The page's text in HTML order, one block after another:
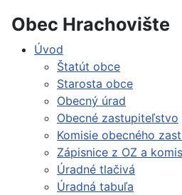
Obec Hrachovište
Úvod
Štatút obce
Starosta obce
Obecný úrad
Obecné zastupiteľstvo
Komisie obecného
Zápisnice z OZ a
Úradné tlačivá
Úradná tabuľa